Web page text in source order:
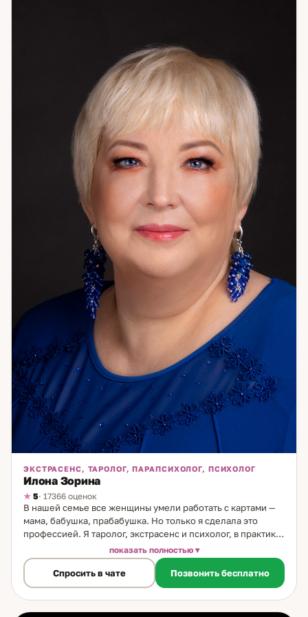
эзотерической практики, Яна активно занимается
творчеством: пишет картины, расписывает храмы,
путешествует по местам силы и священным уголкам
мира. Это наполняет её энергией, которую она щедро
передаёт своим клиентам. Если вы ищете
профессионала, способного точно определить суть
проблемы и направить вас к решению, консультация
Яны Суворовой станет надёжным шагом к внутренней
гармонии и жизненной ясности.
ЭКСТРАСЕНС, ТАРОЛОГ, ПАРАПСИХОЛОГ, ПСИХОЛОГ
Илона Зорина
5· 17366 оценок
В нашей семье все женщины умели работать с картами —
мама, бабушка, прабабушка. Но только я сделала это
профессией. Я таролог, экстрасенс и психолог, в практике
40 лет. Карты вошли в жизнь в 12 лет. Профессиональная
практика — с начала 90-х: с первыми книгами, первыми
учителями, постоянным развитием. Ищу и осваиваю новые
методы до сих пор. Направления работы: считываю
намерения и чувства партнёра, определяю совместимость
пар. Нахожу причины застоя в финансах и карьере.
показать полностью
Спросить в чате Позвонить бесплатно